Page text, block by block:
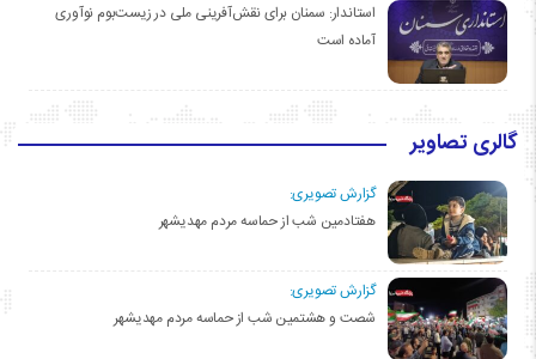
استاندار: سمنان برای نقش‌آفرینی ملی در زیست‌بوم نوآوری
آماده است
گالری تصاویر
گزارش تصویری:
هفتادمین شب از حماسه مردم مهدیشهر
گزارش تصویری:
شصت و هشتمین شب از حماسه مردم مهدیشهر